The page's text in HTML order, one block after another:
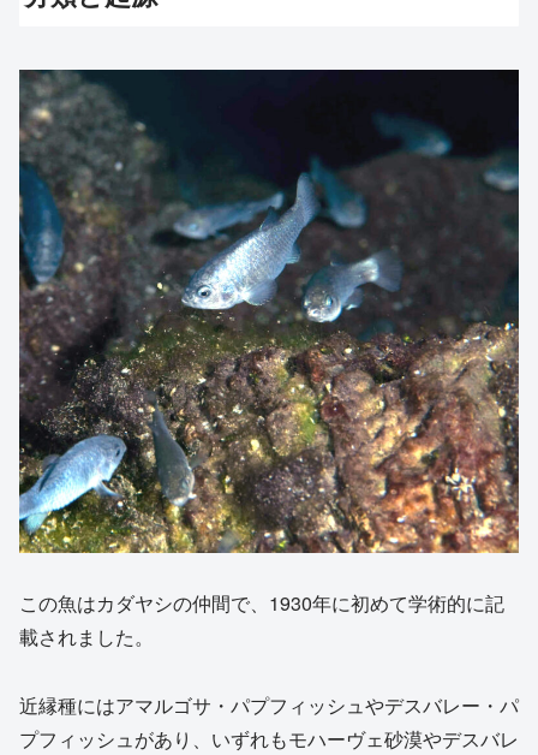
この魚はカダヤシの仲間で、1930年に初めて学術的に記
載されました。
近縁種にはアマルゴサ・パプフィッシュやデスバレー・パ
プフィッシュがあり、いずれもモハーヴェ砂漠やデスバレ